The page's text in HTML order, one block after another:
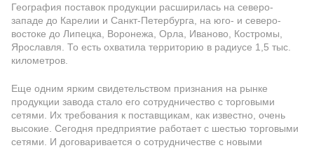
География поставок продукции расширилась на северо-
западе до Карелии и Санкт-Петербурга, на юго- и северо-
востоке до Липецка, Воронежа, Орла, Иваново, Костромы,
Ярославля. То есть охватила территорию в радиусе 1,5 тыс.
километров.
Еще одним ярким свидетельством признания на рынке
продукции завода стало его сотрудничество с торговыми
сетями. Их требования к поставщикам, как известно, очень
высокие. Сегодня предприятие работает с шестью торговыми
сетями. И договаривается о сотрудничестве с новыми